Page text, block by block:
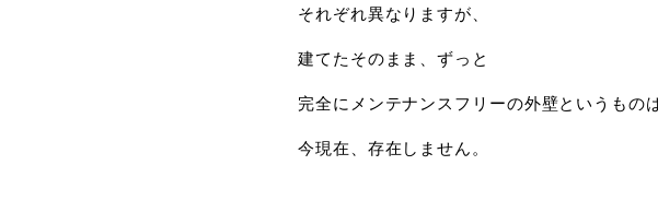
それぞれ異なりますが、
建てたそのまま、ずっと
完全にメンテナンスフリーの外壁というもの
今現在、存在しません。